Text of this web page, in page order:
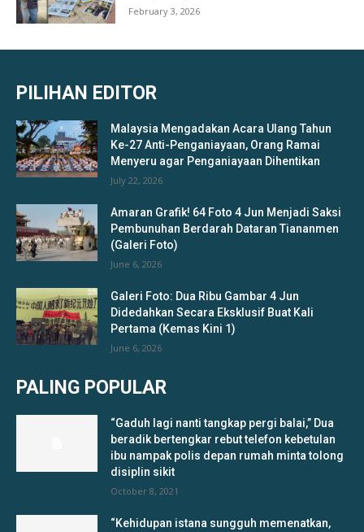
February 3, 2026
PILIHAN EDITOR
Malaysia Mengadakan Acara Ulang Tahun
Ke-27 Anti-Penganiayaan, Orang Ramai
Menyeru agar Penganiayaan Dihentikan
July 22, 2026
Amaran Grafik! 64 Foto 4 Jun Menjadi Saksi
Pembunuhan Berdarah Dataran Tiananmen
(Galeri Foto)
June 6, 2026
Galeri Foto: Dua Ribu Gambar 4 Jun
Didedahkan Secara Eksklusif Buat Kali
Pertama (Kemas Kini 1)
June 6, 2026
PALING POPULAR
“Gaduh lagi nanti tangkap pergi balai,” Dua
beradik bertengkar rebut telefon kebetulan
ibu nampak polis depan rumah minta tolong
disiplin sikit
October 8, 2021
“Kehidupan istana sungguh memenatkan,